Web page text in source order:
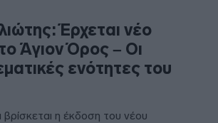
Έρχεται νέο
Άγιον Όρος – Οι
ενότητες του
βρίσκεται η έκδοση του νέου